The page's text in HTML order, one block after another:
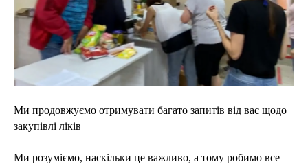
Ми продовжуємо отримувати багато запитів від вас щодо
закупівлі ліків
Ми розуміємо, наскільки це важливо, а тому робимо все